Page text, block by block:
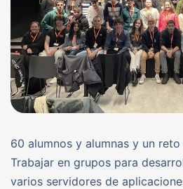
60 alumnos y alumnas y un
Trabajar en grupos para
varios servidores de